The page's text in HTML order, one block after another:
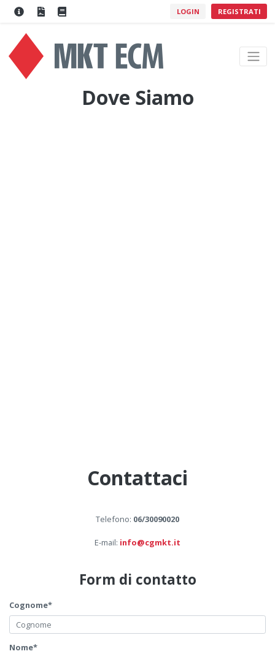
LOGIN REGISTRATI
Dove Siamo
Contattaci
Telefono: 06/30090020
E-mail: info@cgmkt.it
Form di contatto
Cognome*
Nome*